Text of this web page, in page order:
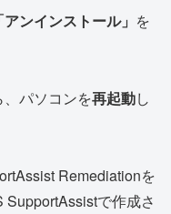
アンインストール」 を
パソコンを再起動し
Remediationを
で作成さ